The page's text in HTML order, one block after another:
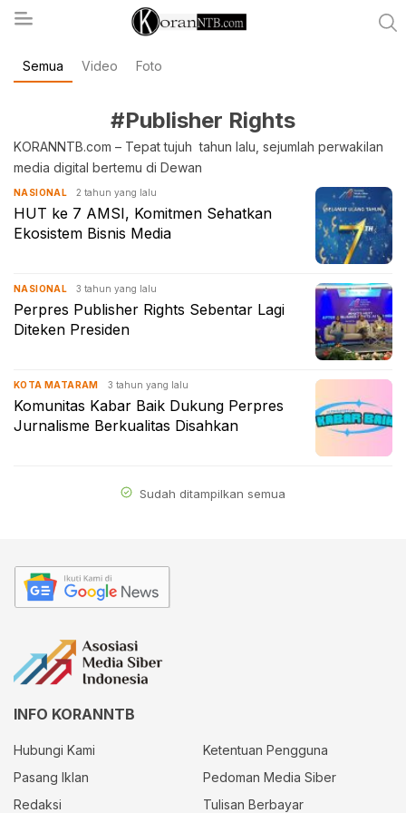
koranntb.com
Semua Video Foto
#Publisher Rights
KORANNTB.com – Tepat tujuh tahun lalu, sejumlah perwakilan
media digital bertemu di Dewan
NASIONAL 2 tahun yang lalu
HUT ke 7 AMSI, Komitmen Sehatkan
Ekosistem Bisnis Media
NASIONAL 3 tahun yang lalu
Perpres Publisher Rights Sebentar Lagi
Diteken Presiden
KOTA MATARAM 3 tahun yang lalu
Komunitas Kabar Baik Dukung Perpres
Jurnalisme Berkualitas Disahkan
Sudah ditampilkan semua
INFO KORANNTB
Hubungi Kami
Ketentuan Pengguna
Pasang Iklan
Pedoman Media Siber
Redaksi
Tulisan Berbayar